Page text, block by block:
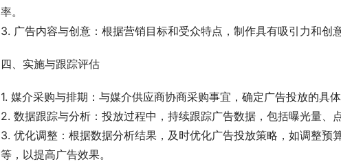
率。
3. 广告内容与创意：根据营销目标和受众特点，制作具有吸引力和创
四、实施与跟踪评估
1. 媒介采购与排期：与媒介供应商协商采购事宜，确定广告投放的具体
2. 数据跟踪与分析：投放过程中，持续跟踪广告数据，包括曝光量、
3. 优化调整：根据数据分析结果，及时优化广告投放策略，如调整预
等，以提高广告效果。